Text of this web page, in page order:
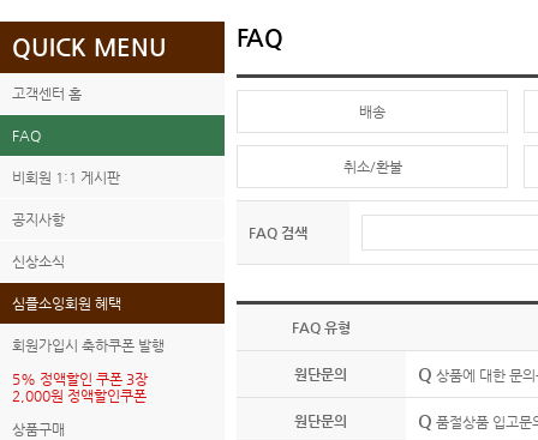
QUICK MENU
고객센터 홈
FAQ
비회원 1:1 게시판
공지사항
신상소식
심플소잉회원 혜택
회원가입시 축하쿠폰 발행
5% 정액할인 쿠폰 3장
2,000원 정액할인쿠폰
상품구매
FAQ
배송
취소/환불
FAQ 검색
FAQ 유형
원단문의 Q 상품에 대한 문
원단문의 Q 품절상품 입고문